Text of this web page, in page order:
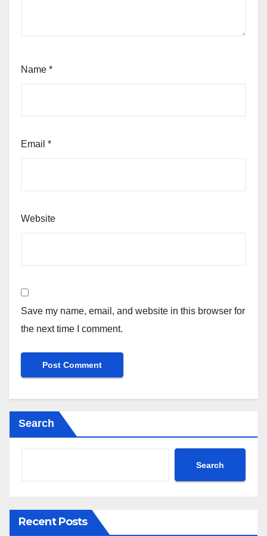
Name *
Email *
Website
Save my name, email, and website in this browser for
the next time I comment.
Search
Search
Recent Posts